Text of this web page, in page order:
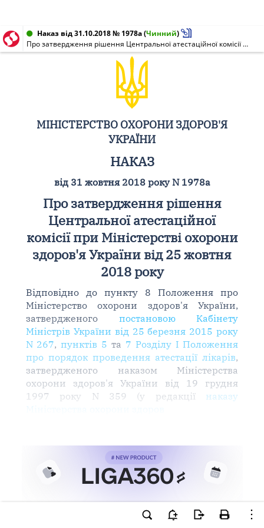
Наказ від 31.10.2018 № 1978а(Чинний)
Про затвердження рішення Центральної атестаційної комісії при Міністерстві охорони здоров'я України від 25 жовтня 2018 року
МІНІСТЕРСТВО ОХОРОНИ ЗДОРОВ'Я
УКРАЇНИ
НАКАЗ
від 31 жовтня 2018 року N 1978а
Про затвердження рішення
Центральної атестаційної
комісії при Міністерстві охорони
здоров'я України від 25 жовтня
2018 року
Відповідно до пункту 8 Положення про
Міністерство охорони здоров'я України,
затвердженого постановою Кабінету
Міністрів України від 25 березня 2015 року
N 267,пунктів 5 та 7 Розділу I Положення
про порядок проведення атестації лікарів,
затвердженого наказом Міністерства
охорони здоров'я України від 19 грудня
1997 року N 359 (у редакції наказу